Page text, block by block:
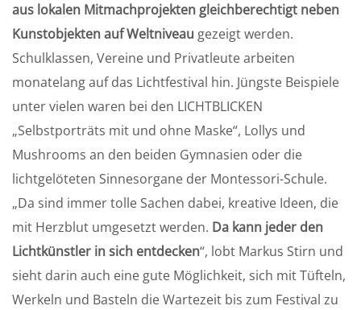
aus lokalen Mitmachprojekten gleichberechtigt neben
Kunstobjekten auf Weltniveau gezeigt werden.
Schulklassen, Vereine und Privatleute arbeiten
monatelang auf das Lichtfestival hin. Jüngste Beispiele
unter vielen waren bei den LICHTBLICKEN
„Selbstporträts mit und ohne Maske“, Lollys und
Mushrooms an den beiden Gymnasien oder die
lichtgelöteten Sinnesorgane der Montessori-Schule.
„Da sind immer tolle Sachen dabei, kreative Ideen, die
mit Herzblut umgesetzt werden. Da kann jeder den
Lichtkünstler in sich entdecken“, lobt Markus Stirn und
sieht darin auch eine gute Möglichkeit, sich mit Tüfteln,
Werkeln und Basteln die Wartezeit bis zum Festival zu